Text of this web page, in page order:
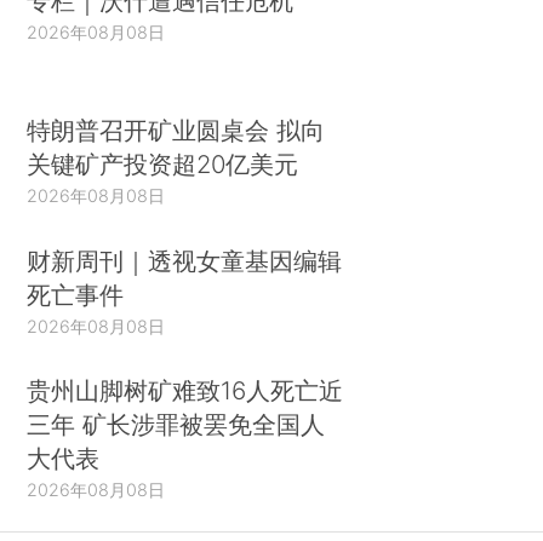
2026年08月08日
特朗普召开矿业圆桌会 拟向
关键矿产投资超20亿美元
2026年08月08日
财新周刊｜透视女童基因编辑
死亡事件
2026年08月08日
贵州山脚树矿难致16人死亡近
三年 矿长涉罪被罢免全国人
大代表
2026年08月08日